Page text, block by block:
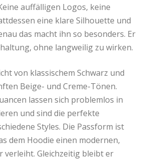
auffälligen Logos, keine
eine klare Silhouette und
das macht ihn so besonders. Er
ohne langweilig zu wirken.
von klassischem Schwarz und
Beige- und Creme-Tönen.
lassen sich problemlos in
und sind die perfekte
Styles. Die Passform ist
dem Hoodie einen modernen,
verleiht. Gleichzeitig bleibt er